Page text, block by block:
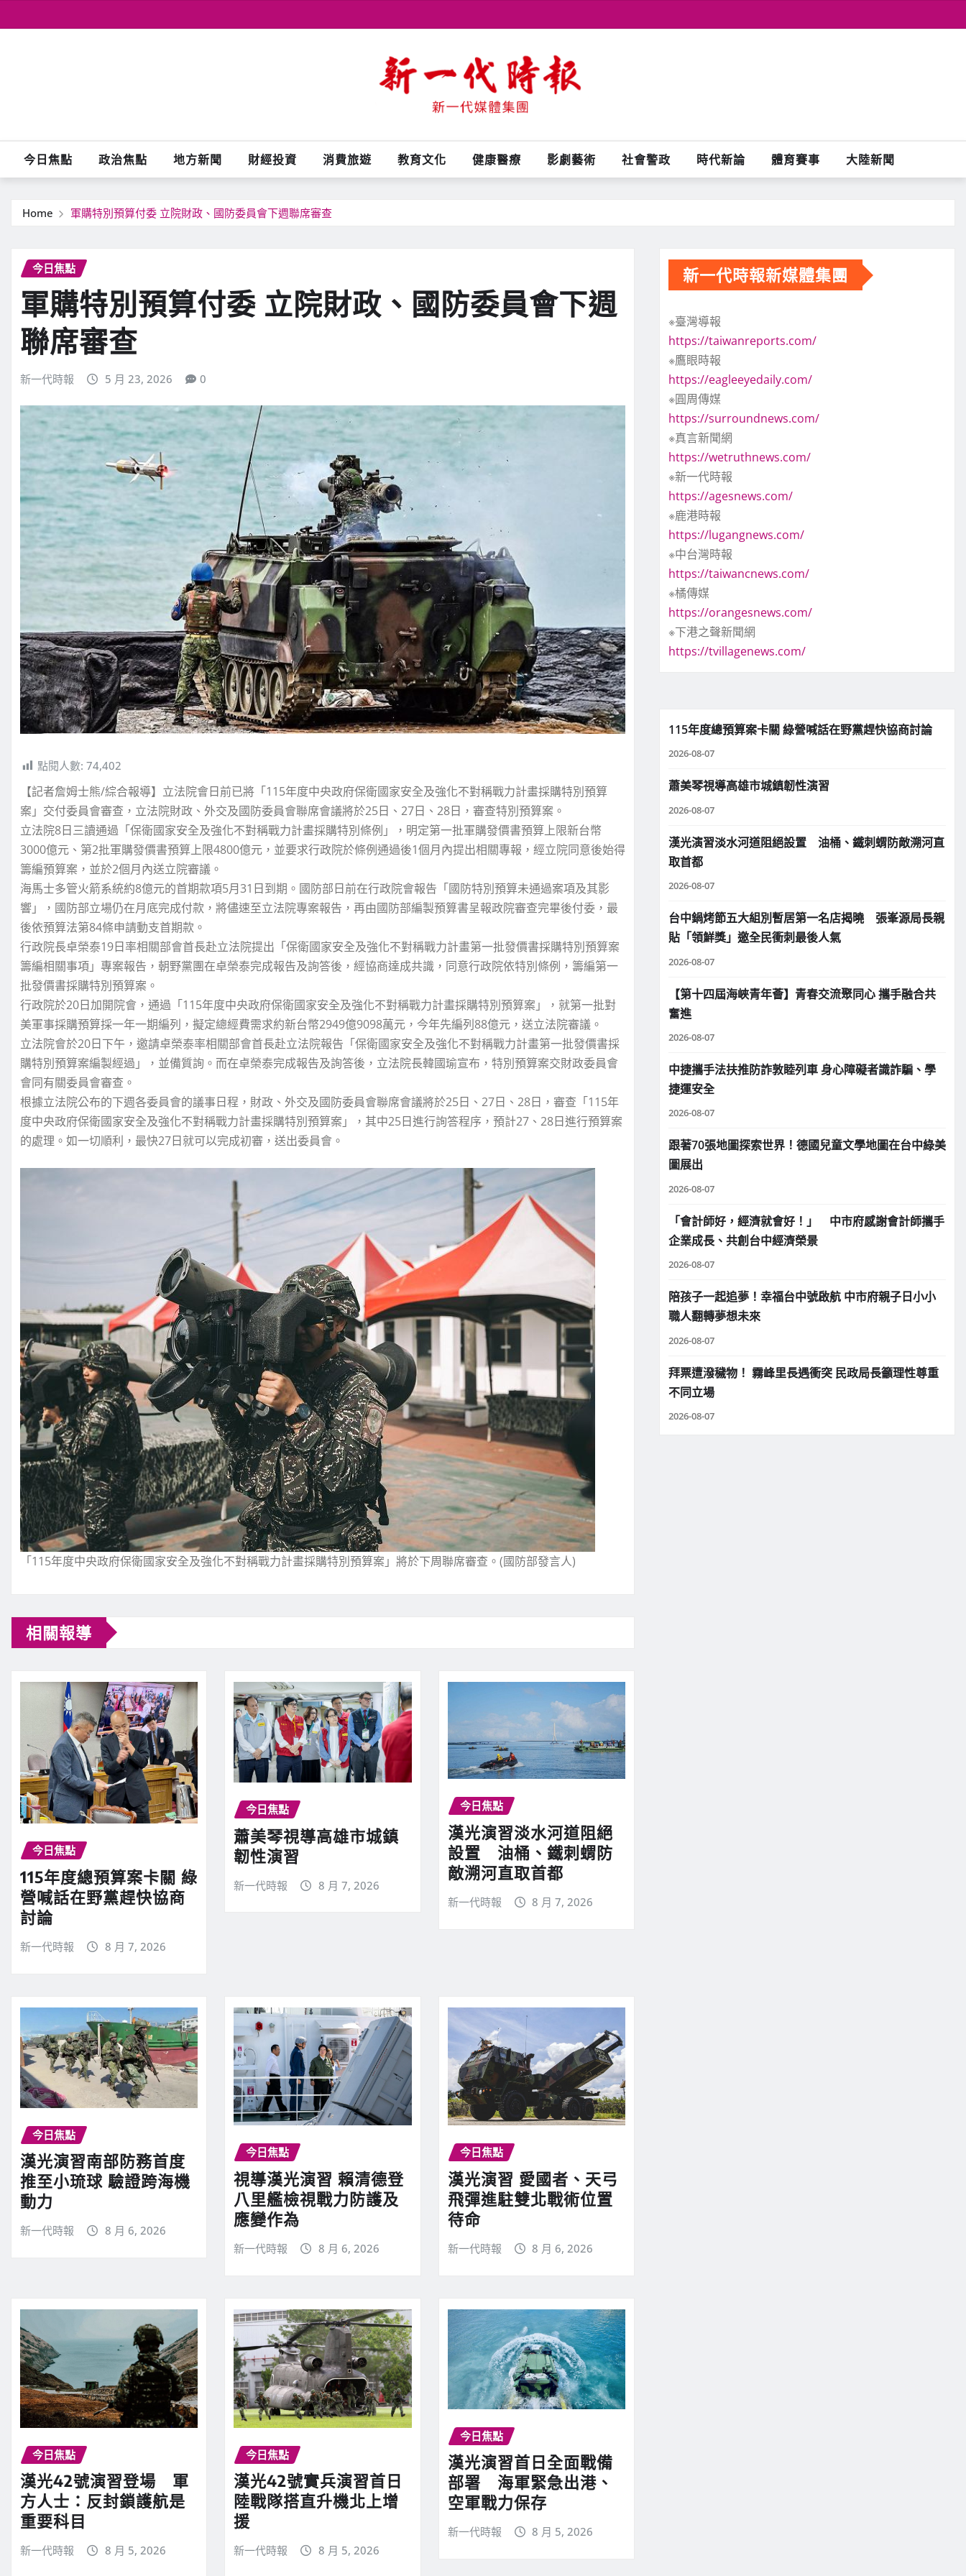
to
今日焦點 政治焦點 地方新聞 財經投資 消費旅遊 教育文化 健康醫療 影劇藝術 社會警政 時代新論 體育賽事 大陸新聞
Home 軍購特別預算付委 立院財政、國防委員會下週聯席審查
今日焦點
軍購特別預算付委 立院財政、國防委員會下週
聯席審查
新一代時報 5 月 23, 2026 0
點閱人數: 74,402
【記者詹姆士熊/綜合報導】立法院會日前已將「115年度中央政府保衛國家安全及強化不對稱戰力計畫採購特別預算
案」交付委員會審查，立法院財政、外交及國防委員會聯席會議將於25日、27日、28日，審查特別預算案。
立法院8日三讀通過「保衛國家安全及強化不對稱戰力計畫採購特別條例」，明定第一批軍購發價書預算上限新台幣
3000億元、第2批軍購發價書預算上限4800億元，並要求行政院於條例通過後1個月內提出相關專報，經立院同意後始得
籌編預算案，並於2個月內送立院審議。
海馬士多管火箭系統約8億元的首期款項5月31日到期。國防部日前在行政院會報告「國防特別預算未通過案項及其影
響」，國防部立場仍在月底完成付款，將儘速至立法院專案報告，再由國防部編製預算書呈報政院審查完畢後付委，最
後依預算法第84條申請動支首期款。
行政院長卓榮泰19日率相關部會首長赴立法院提出「保衛國家安全及強化不對稱戰力計畫第一批發價書採購特別預算案
籌編相關事項」專案報告，朝野黨團在卓榮泰完成報告及詢答後，經協商達成共識，同意行政院依特別條例，籌編第一
批發價書採購特別預算案。
行政院於20日加開院會，通過「115年度中央政府保衛國家安全及強化不對稱戰力計畫採購特別預算案」，就第一批對
美軍事採購預算採一年一期編列，擬定總經費需求約新台幣2949億9098萬元，今年先編列88億元，送立法院審議。
立法院會於20日下午，邀請卓榮泰率相關部會首長赴立法院報告「保衛國家安全及強化不對稱戰力計畫第一批發價書採
購特別預算案編製經過」，並備質詢。而在卓榮泰完成報告及詢答後，立法院長韓國瑜宣布，特別預算案交財政委員會
會同有關委員會審查。
根據立法院公布的下週各委員會的議事日程，財政、外交及國防委員會聯席會議將於25日、27日、28日，審查「115年
度中央政府保衛國家安全及強化不對稱戰力計畫採購特別預算案」，其中25日進行詢答程序，預計27、28日進行預算案
的處理。如一切順利，最快27日就可以完成初審，送出委員會。
「115年度中央政府保衛國家安全及強化不對稱戰力計畫採購特別預算案」將於下周聯席審查。(國防部發言人)
相關報導
今日焦點
115年度總預算案卡關 綠
營喊話在野黨趕快協商
討論
新一代時報 8 月 7, 2026
今日焦點
蕭美琴視導高雄市城鎮
韌性演習
新一代時報 8 月 7, 2026
今日焦點
漢光演習淡水河道阻絕
設置 油桶、鐵刺蝟防
敵溯河直取首都
新一代時報 8 月 7, 2026
今日焦點
漢光演習南部防務首度
推至小琉球 驗證跨海機
動力
新一代時報 8 月 6, 2026
今日焦點
視導漢光演習 賴清德登
八里艦檢視戰力防護及
應變作為
新一代時報 8 月 6, 2026
今日焦點
漢光演習 愛國者、天弓
飛彈進駐雙北戰術位置
待命
新一代時報 8 月 6, 2026
今日焦點
漢光42號演習登場 軍
方人士：反封鎖護航是
重要科目
新一代時報 8 月 5, 2026
今日焦點
漢光42號實兵演習首日
陸戰隊搭直升機北上增
援
新一代時報 8 月 5, 2026
今日焦點
漢光演習首日全面戰備
部署 海軍緊急出港、
空軍戰力保存
新一代時報 8 月 5, 2026
新一代時報新媒體集團
※臺灣導報
https://taiwanreports.com/
※鷹眼時報
https://eagleeyedaily.com/
※圓周傳媒
https://surroundnews.com/
※真言新聞網
https://wetruthnews.com/
※新一代時報
https://agesnews.com/
※鹿港時報
https://lugangnews.com/
※中台灣時報
https://taiwancnews.com/
※橘傳媒
https://orangesnews.com/
※下港之聲新聞網
https://tvillagenews.com/
115年度總預算案卡關 綠營喊話在野黨趕快協商討論
2026-08-07
蕭美琴視導高雄市城鎮韌性演習
2026-08-07
漢光演習淡水河道阻絕設置 油桶、鐵刺蝟防敵溯河直
取首都
2026-08-07
台中鍋烤節五大組別暫居第一名店揭曉 張峯源局長親
貼「領鮮獎」邀全民衝刺最後人氣
2026-08-07
【第十四屆海峽青年薈】青春交流聚同心 攜手融合共
奮進
2026-08-07
中捷攜手法扶推防詐敦睦列車 身心障礙者識詐騙、學
捷運安全
2026-08-07
跟著70張地圖探索世界！德國兒童文學地圖在台中綠美
圖展出
2026-08-07
「會計師好，經濟就會好！」 中市府感謝會計師攜手
企業成長、共創台中經濟榮景
2026-08-07
陪孩子一起追夢！幸福台中號啟航 中市府親子日小小
職人翻轉夢想未來
2026-08-07
拜票遭潑穢物！ 霧峰里長遇衝突 民政局長籲理性尊重
不同立場
2026-08-07